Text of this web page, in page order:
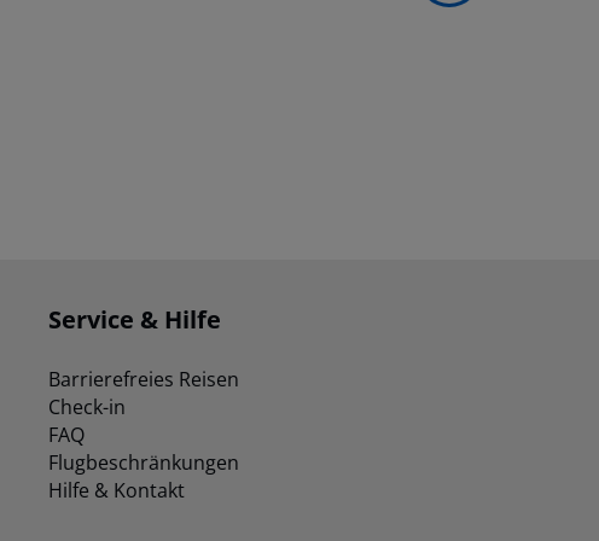
Service & Hilfe
Barrierefreies Reisen
Check-in
FAQ
Flugbeschränkungen
Hilfe & Kontakt